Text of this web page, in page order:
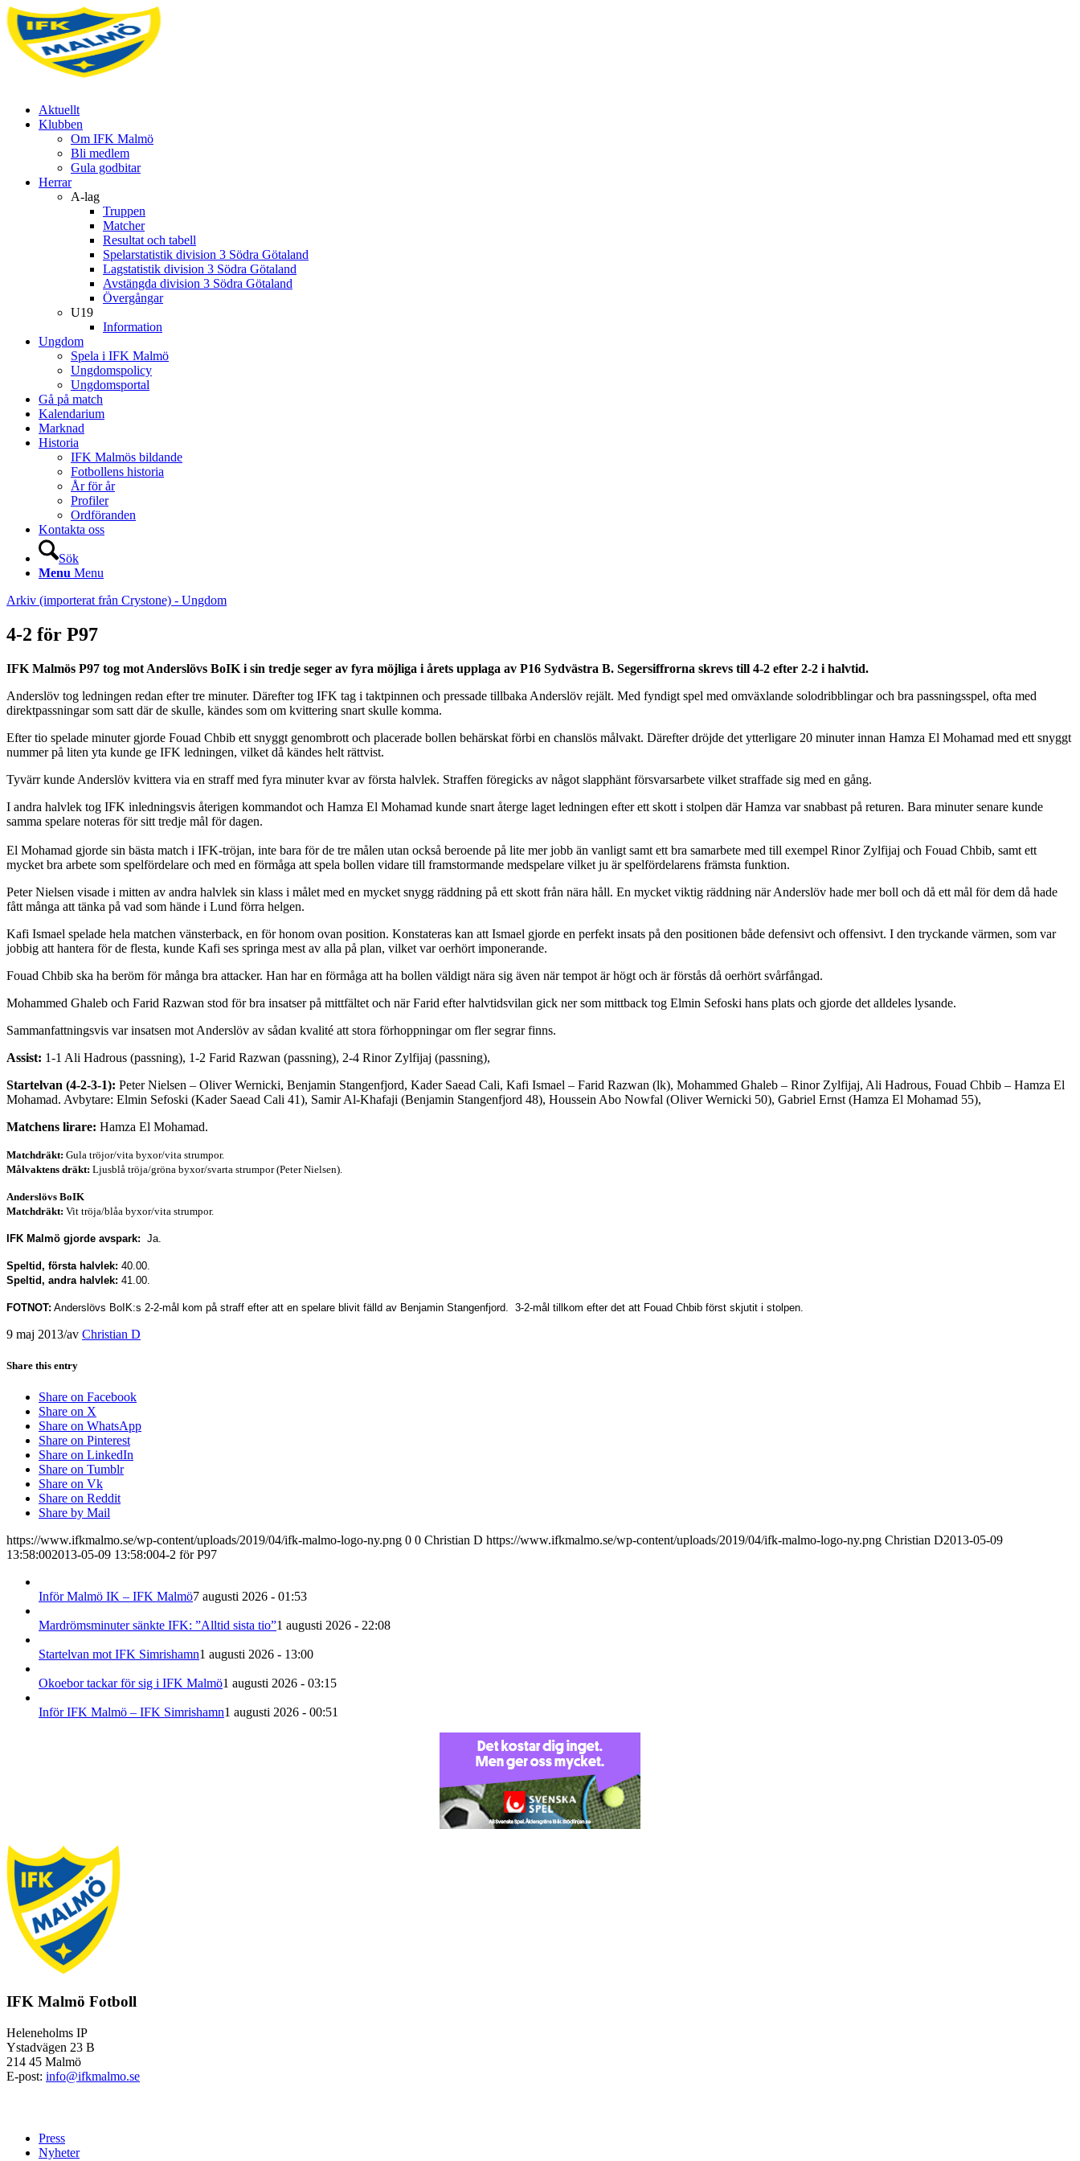
Aktuellt
Klubben
Om IFK Malmö
Bli medlem
Gula godbitar
Herrar
A-lag
Truppen
Matcher
Resultat och tabell
Spelarstatistik division 3 Södra Götaland
Lagstatistik division 3 Södra Götaland
Avstängda division 3 Södra Götaland
Övergångar
U19
Information
Ungdom
Spela i IFK Malmö
Ungdomspolicy
Ungdomsportal
Gå på match
Kalendarium
Marknad
Historia
IFK Malmös bildande
Fotbollens historia
År för år
Profiler
Ordföranden
Kontakta oss
Sök
Menu Menu
Arkiv (importerat från Crystone) - Ungdom
4-2 för P97
IFK Malmös P97 tog mot Anderslövs BoIK i sin tredje seger av fyra möjliga i årets upplaga av P16 Sydvästra B. Segersiffrorna skrevs till 4-2 efter 2-2 i halvtid.
Anderslöv tog ledningen redan efter tre minuter. Därefter tog IFK tag i taktpinnen och pressade tillbaka Anderslöv rejält. Med fyndigt spel med omväxlande solodribblingar och bra passningsspel, ofta med
direktpassningar som satt där de skulle, kändes som om kvittering snart skulle komma.
Efter tio spelade minuter gjorde Fouad Chbib ett snyggt genombrott och placerade bollen behärskat förbi en chanslös målvakt. Därefter dröjde det ytterligare 20 minuter innan Hamza El Mohamad med ett snyggt
nummer på liten yta kunde ge IFK ledningen, vilket då kändes helt rättvist.
Tyvärr kunde Anderslöv kvittera via en straff med fyra minuter kvar av första halvlek. Straffen föregicks av något slapphänt försvarsarbete vilket straffade sig med en gång.
I andra halvlek tog IFK inledningsvis återigen kommandot och Hamza El Mohamad kunde snart återge laget ledningen efter ett skott i stolpen där Hamza var snabbast på returen. Bara minuter senare kunde
samma spelare noteras för sitt tredje mål för dagen.
El Mohamad gjorde sin bästa match i IFK-tröjan, inte bara för de tre målen utan också beroende på lite mer jobb än vanligt samt ett bra samarbete med till exempel Rinor Zylfijaj och Fouad Chbib, samt ett
mycket bra arbete som spelfördelare och med en förmåga att spela bollen vidare till framstormande medspelare vilket ju är spelfördelarens främsta funktion.
Peter Nielsen visade i mitten av andra halvlek sin klass i målet med en mycket snygg räddning på ett skott från nära håll. En mycket viktig räddning när Anderslöv hade mer boll och då ett mål för dem då hade
fått många att tänka på vad som hände i Lund förra helgen.
Kafi Ismael spelade hela matchen vänsterback, en för honom ovan position. Konstateras kan att Ismael gjorde en perfekt insats på den positionen både defensivt och offensivt. I den tryckande värmen, som var
jobbig att hantera för de flesta, kunde Kafi ses springa mest av alla på plan, vilket var oerhört imponerande.
Fouad Chbib ska ha beröm för många bra attacker. Han har en förmåga att ha bollen väldigt nära sig även när tempot är högt och är förstås då oerhört svårfångad.
Mohammed Ghaleb och Farid Razwan stod för bra insatser på mittfältet och när Farid efter halvtidsvilan gick ner som mittback tog Elmin Sefoski hans plats och gjorde det alldeles lysande.
Sammanfattningsvis var insatsen mot Anderslöv av sådan kvalité att stora förhoppningar om fler segrar finns.
Assist: 1-1 Ali Hadrous (passning), 1-2 Farid Razwan (passning), 2-4 Rinor Zylfijaj (passning),
Startelvan (4-2-3-1): Peter Nielsen – Oliver Wernicki, Benjamin Stangenfjord, Kader Saead Cali, Kafi Ismael – Farid Razwan (lk), Mohammed Ghaleb – Rinor Zylfijaj, Ali Hadrous, Fouad Chbib – Hamza El
Mohamad. Avbytare: Elmin Sefoski (Kader Saead Cali 41), Samir Al-Khafaji (Benjamin Stangenfjord 48), Houssein Abo Nowfal (Oliver Wernicki 50), Gabriel Ernst (Hamza El Mohamad 55),
Matchens lirare: Hamza El Mohamad.
Matchdräkt: Gula tröjor/vita byxor/vita strumpor.
Målvaktens dräkt: Ljusblå tröja/gröna byxor/svarta strumpor (Peter Nielsen).
Anderslövs BoIK
Matchdräkt: Vit tröja/blåa byxor/vita strumpor.
IFK Malmö gjorde avspark: Ja.
Speltid, första halvlek: 40.00.
Speltid, andra halvlek: 41.00.
FOTNOT: Anderslövs BoIK:s 2-2-mål kom på straff efter att en spelare blivit fälld av Benjamin Stangenfjord. 3-2-mål tillkom efter det att Fouad Chbib först skjutit i stolpen.
9 maj 2013/av Christian D
Share this entry
Share on Facebook
Share on X
Share on WhatsApp
Share on Pinterest
Share on LinkedIn
Share on Tumblr
Share on Vk
Share on Reddit
Share by Mail
https://www.ifkmalmo.se/wp-content/uploads/2019/04/ifk-malmo-logo-ny.png 0 0 Christian D https://www.ifkmalmo.se/wp-content/uploads/2019/04/ifk-malmo-logo-ny.png Christian D2013-05-09
13:58:002013-05-09 13:58:004-2 för P97
Inför Malmö IK – IFK Malmö7 augusti 2026 - 01:53
Mardrömsminuter sänkte IFK: ”Alltid sista tio”1 augusti 2026 - 22:08
Startelvan mot IFK Simrishamn1 augusti 2026 - 13:00
Okoebor tackar för sig i IFK Malmö1 augusti 2026 - 03:15
Inför IFK Malmö – IFK Simrishamn1 augusti 2026 - 00:51
IFK Malmö Fotboll
Heleneholms IP
Ystadvägen 23 B
214 45 Malmö
E-post: info@ifkmalmo.se
Press
Nyheter